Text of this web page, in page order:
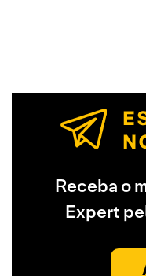
Receba o
Expert